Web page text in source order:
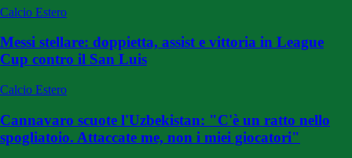
Calcio Estero
Messi stellare: doppietta, assist e vittoria in League
Cup contro il San Luis
Calcio Estero
Cannavaro scuote l'Uzbekistan: "C'è un ratto nello
spogliatoio. Attaccate me, non i miei giocatori"